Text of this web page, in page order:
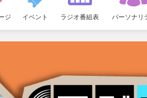
ジ イベント ラジオ番組表 パーソナリ